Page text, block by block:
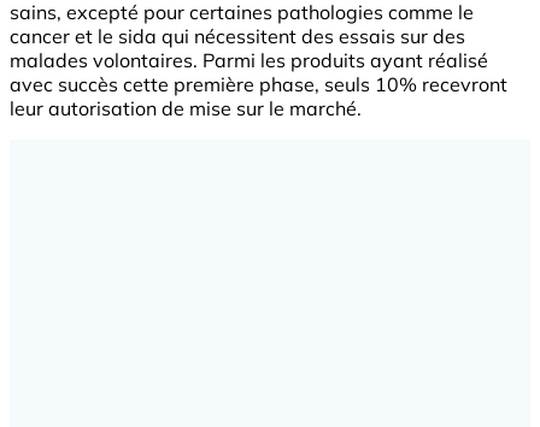
sains, excepté pour certaines pathologies comme le
cancer et le sida qui nécessitent des essais sur des
malades volontaires. Parmi les produits ayant réalisé
avec succès cette première phase, seuls 10% recevront
leur autorisation de mise sur le marché.